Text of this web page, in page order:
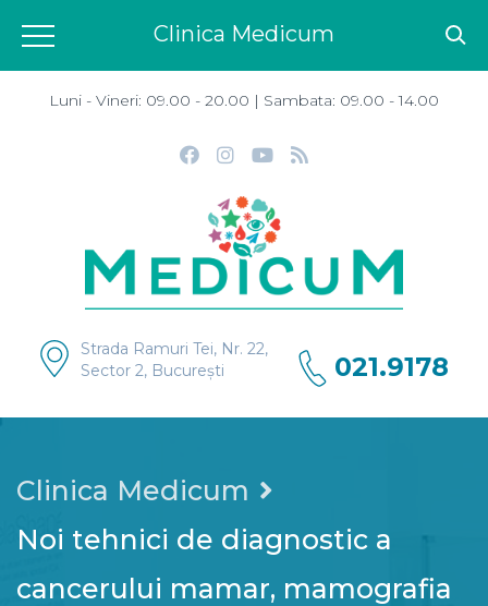
Luni - Vineri: 09.00 - 20.00 | Sambata: 09.00 - 14.00
Strada Ramuri Tei, Nr. 22,
Sector 2, București
021.9178
Clinica Medicum
Noi tehnici de diagnostic a
cancerului mamar, mamografia
Clinica Medicum